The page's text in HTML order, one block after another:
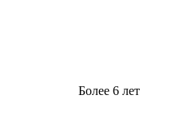
Более 6 лет